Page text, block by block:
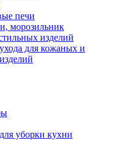
печи
морозильник
изделий
для кожаных и
уборки кухни